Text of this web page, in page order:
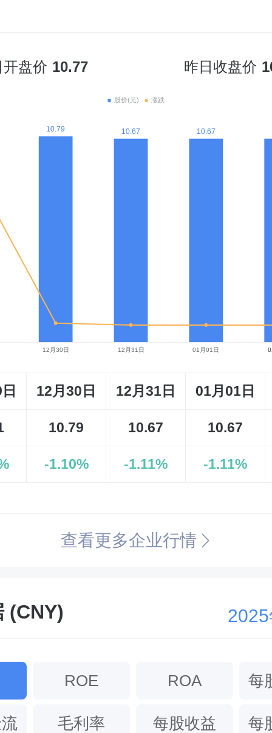
开盘价 10.77 昨日收盘价
12月30日 12月31日 01月01日
10.79 10.67 10.67
-1.10% -1.11% -1.11%
查看更多企业行情
(CNY)
ROE ROA 每
毛利率 每股收益 每